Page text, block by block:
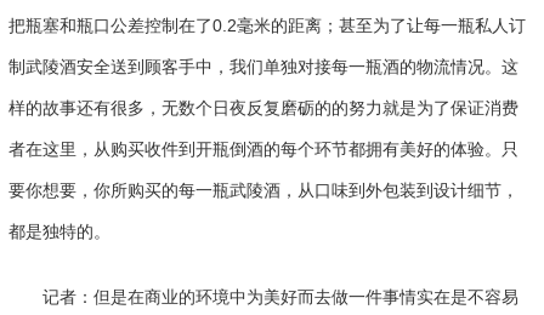
把瓶塞和瓶口公差控制在了0.2毫米的距离；甚至为了让每一瓶私人订
制武陵酒安全送到顾客手中，我们单独对接每一瓶酒的物流情况。这
样的故事还有很多，无数个日夜反复磨砺的的努力就是为了保证消费
者在这里，从购买收件到开瓶倒酒的每个环节都拥有美好的体验。只
要你想要，你所购买的每一瓶武陵酒，从口味到外包装到设计细节，
都是独特的。
记者：但是在商业的环境中为美好而去做一件事情实在是不容易